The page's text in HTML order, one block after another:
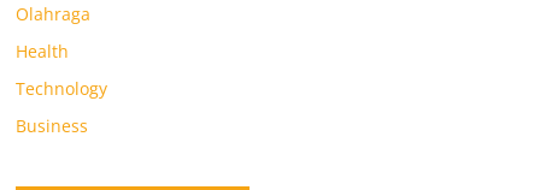
Olahraga
Health
Technology
Business